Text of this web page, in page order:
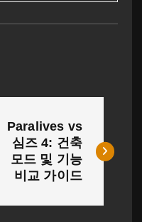
Paralives vs
심즈 4: 건축
모드 및 기능
비교 가이드